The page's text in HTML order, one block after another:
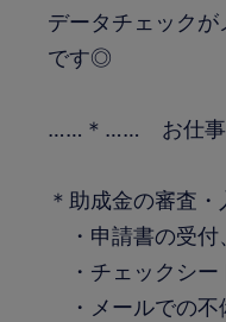
データチェック
です◎
……＊…… お仕
＊助成金の審査・
・申請書の受付
・チェックシー
・メールでの不